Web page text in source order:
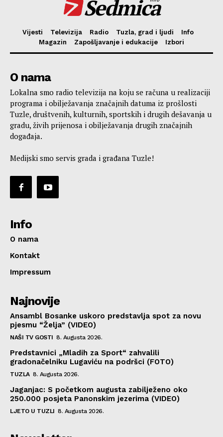
Sedmica
Vijesti Televizija Radio Tuzla, grad i ljudi
Info
Magazin
Zapošljavanje i edukacije Izbori
O nama
Lokalna smo radio televizija na koju se računa u realizaciji
programa i obilježavanja značajnih datuma iz prošlosti
Tuzle, društvenih, kulturnih, sportskih i drugih dešavanja u
gradu, živih prijenosa i obilježavanja drugih značajnih
događaja.
Medijski smo servis grada i građana Tuzle!
Info
O nama
Kontakt
Impressum
Najnovije
Ansambl Bosanke uskoro predstavlja spot za novu
pjesmu “Želja” (VIDEO)
NAŠI TV GOSTI 8. Augusta 2026.
Predstavnici „Mladih za Sport“ zahvalili
gradonačelniku Lugaviću na podršci (FOTO)
TUZLA 8. Augusta 2026.
Jaganjac: S početkom augusta zabilježeno oko
250.000 posjeta Panonskim jezerima (VIDEO)
LJETO U TUZLI 8. Augusta 2026.